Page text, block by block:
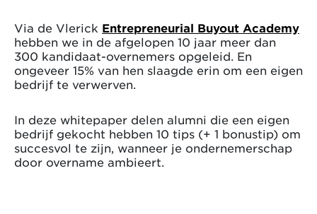
Via de Vlerick Entrepreneurial Buyout Academy
hebben we in de afgelopen 10 jaar meer dan
300 kandidaat-overnemers opgeleid. En
ongeveer 15% van hen slaagde erin om een eigen
bedrijf te verwerven.
In deze whitepaper delen alumni die een eigen
bedrijf gekocht hebben 10 tips (+ 1 bonustip) om
succesvol te zijn, wanneer je ondernemerschap
door overname ambieert.